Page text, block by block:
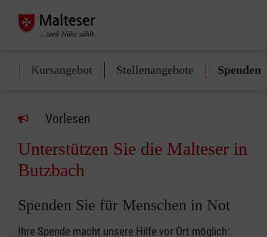
Kursangebot Stellenangebote Spenden
Vorlesen
Unterstützen Sie die Malteser in
Butzbach
Spenden Sie für Menschen in Not
Ihre Spende macht unsere Hilfe vor Ort möglich: